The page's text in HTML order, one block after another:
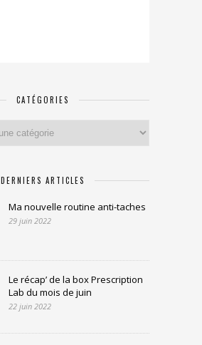
CATÉGORIES
DERNIERS ARTICLES
Ma nouvelle routine anti-taches
29 juin 2022
Le récap’ de la box Prescription
Lab du mois de juin
22 juin 2022